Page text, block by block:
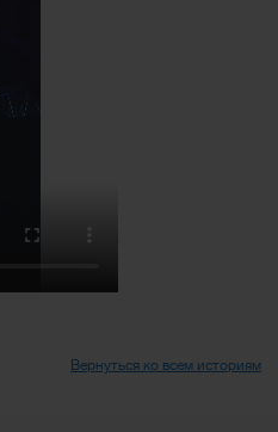
Вернуться ко всем историям